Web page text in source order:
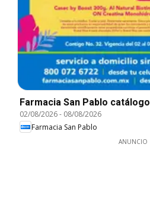
Farmacia San Pablo catálogo
02/08/2026- 08/08/2026
Farmacia San Pablo
ANUNCIO